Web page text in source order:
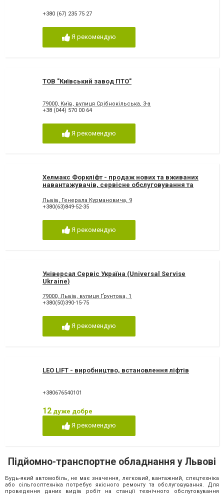
+380 (67) 235 75 27
Я рекомендую
ТОВ "Київський завод ПТО"
79000, Київ, вулиця Срібнокільська, 3-а
+38 (044) 570 00 64
Я рекомендую
Хелмакс Форкліфт - продаж нових та вживаних
навантажувачів, сервісне обслуговування та
Львів, Генерала Курмановича, 9
+380(63)849-52-35
Я рекомендую
Універсал Сервіс Україна (Universal Servise
Ukraine)
79000, Львів, вулиця Ґрунтова, 1
+380(50)390-15-75
Я рекомендую
LEO LIFT - виробництво, встановлення ліфтів
+380676540101
12 дуже добре
Я рекомендую
Підйомно-транспортне обладнання у Львові
Будь-який автомобіль, не має значення, легковий, вантажний, спецтехніка
або сільгосптехніка потребує якісного ремонту та обслуговування. Для
проведення даних видів робіт на станції технічного обслуговування